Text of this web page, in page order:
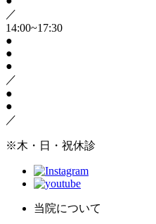
／
14:00~17:30
●
●
●
／
●
●
／
※木・日・祝休診
当院について